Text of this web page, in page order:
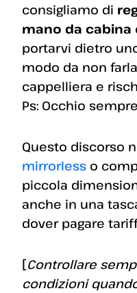
consigliamo di
mano da cabina
portarvi dietro
modo da non
cappelliera e
Ps: Occhio
Questo discorso
mirrorless o
piccola
anche in una
dover pagare
[Controllare
condizioni